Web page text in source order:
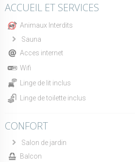
ACCUEIL ET SERVICES
Animaux Interdits
Sauna
Acces internet
Wifi
Linge de lit inclus
Linge de toilette inclus
CONFORT
Salon de jardin
Balcon